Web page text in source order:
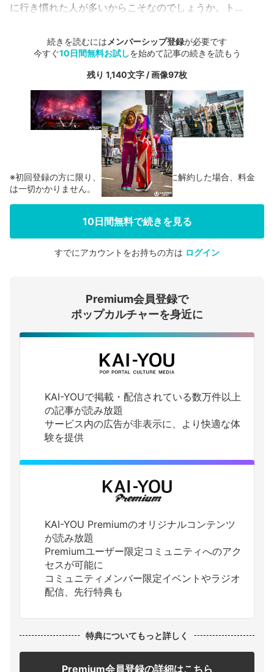
に行き慣れた人が多いからこそなのでしょうか。ト...
続きを読むには メンバーシップ登録が必要です
今すぐ10日間無料お試しを始めて記事の続きを読もう
残り 1,140文字 / 画像97枚
会員登録する
ログインする
※初回登録の方に限り、無料お試し期間中に解約した場合、料金
は一切かかりません。
10日間無料で続きを見る
すでにアカウントをお持ちの方は ログイン
Premium会員登録で
ポップカルチャーを身近に
KAI-YOUで掲載・配信されている数万件以上
の記事が読み放題
サービス内の広告が非表示に、より快適な体
験を提供
KAI-YOU Premiumのオリジナルコンテンツ
が読み放題
Premiumユーザー限定コミュニティへのアク
セスが可能に
コミュニティメンバー限定イベントやラジオ
配信、先行特典も
特典についてもっと詳しく
Premium会員登録の詳細はこちら